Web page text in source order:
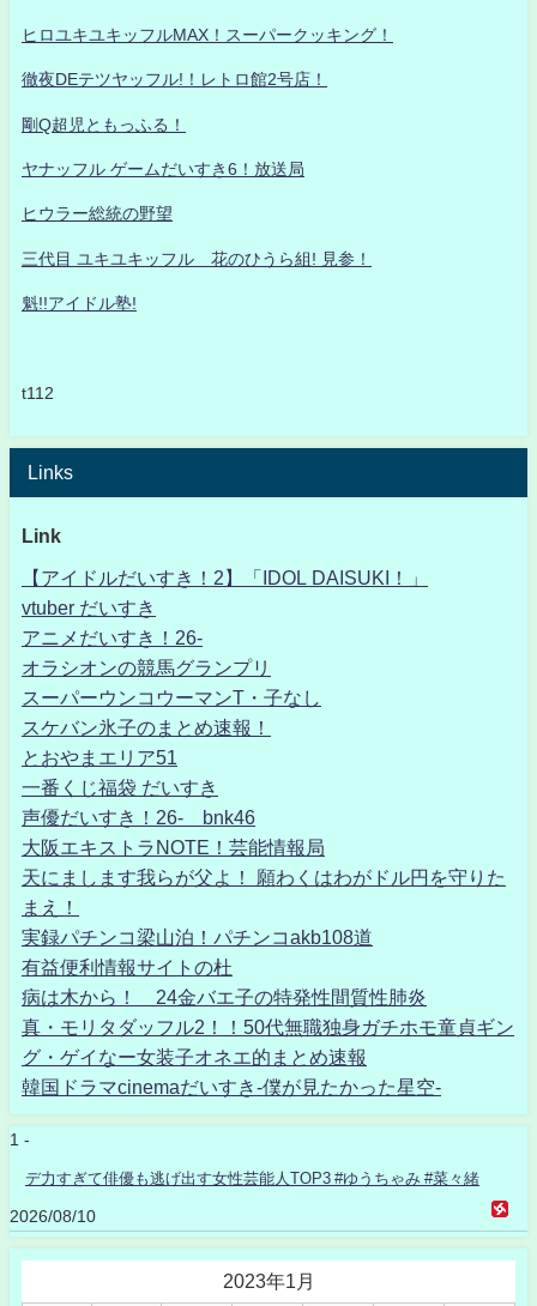
ヒロユキユキッフルMAX！スーパークッキング！
徹夜DEテツヤッフル!！レトロ館2号店！
剛Q超児ともっふる！
ヤナッフル ゲームだいすき6！放送局
ヒウラー総統の野望
三代目 ユキユキッフル 花のひうら組! 見参！
魁!!アイドル塾!
t112
Links
Link
【アイドルだいすき！2】「IDOL DAISUKI！」
vtuber だいすき
アニメだいすき！26-
オラシオンの競馬グランプリ
スーパーウンコウーマンT・子なし
スケバン氷子のまとめ速報！
とおやまエリア51
一番くじ福袋 だいすき
声優だいすき！26- bnk46
大阪エキストラNOTE！芸能情報局
天にまします我らが父よ！ 願わくはわがドル円を守りた
まえ！
実録パチンコ梁山泊！パチンコakb108道
有益便利情報サイトの杜
病は木から！ 24金バエ子の特発性間質性肺炎
真・モリタダッフル2！！50代無職独身ガチホモ童貞ギン
グ・ゲイなー女装子オネエ的まとめ速報
韓国ドラマcinemaだいすき-僕が見たかった星空-
1 -
デ力すぎて俳優も逃げ出す女性芸能人TOP3 #ゆうちゃみ #菜々緒
2026/08/10
2023年1月